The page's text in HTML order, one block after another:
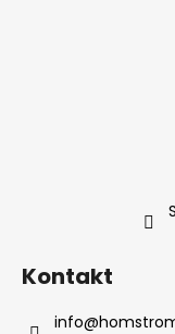
Kontakt
info@